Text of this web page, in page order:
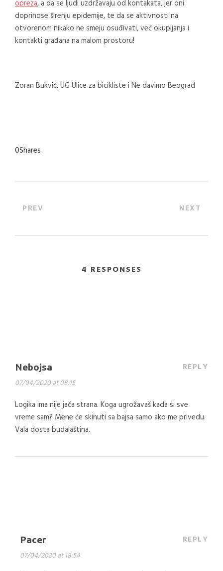
opreza, a da se ljudi uzdržavaju od kontakata, jer oni
doprinose širenju epidemije, te da se aktivnosti na
otvorenom nikako ne smeju osuđivati, već okupljanja i
kontakti građana na malom prostoru!
Zoran Bukvić, UG Ulice za bicikliste i Ne davimo Beograd
0Shares
PREV NEXT
4 RESPONSES
Nebojsa
07/04/2020 at 08:15
REPLY
Logika ima nije jača strana. Koga ugrožavaš kada si sve
vreme sam? Mene će skinuti sa bajsa samo ako me privedu.
Vala dosta budalaština.
Pacer
07/04/2020 at 18:54
REPLY